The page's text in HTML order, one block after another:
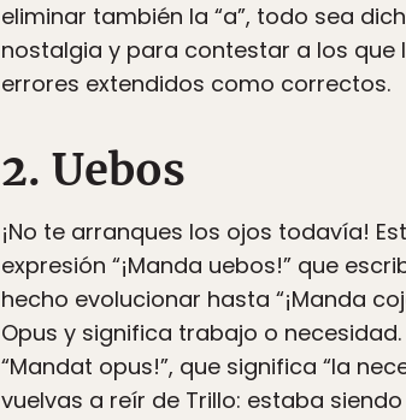
eliminar también la “a”, todo sea
nostalgia y para contestar a los
errores extendidos como correctos.
2. Uebos
¡No te arranques los ojos todavía!
expresión “¡Manda uebos!” que
hecho evolucionar hasta “¡Manda
Opus y significa trabajo o
“Mandat opus!”, que significa “la
vuelvas a reír de Trillo: estaba